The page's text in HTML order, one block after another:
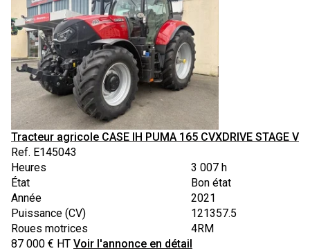
Tracteur agricole CASE IH PUMA 165 CVXDRIVE STAGE V
Ref. E145043
Heures
3 007 h
État
Bon état
Année
2021
Puissance (CV)
121357.5
Roues motrices
4RM
87 000 € HT Voir l'annonce en détail